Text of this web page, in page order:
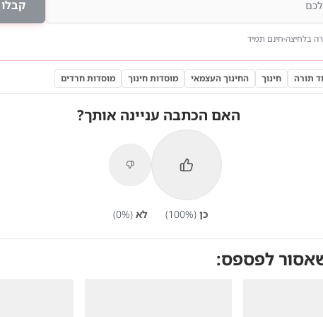
בלחיצה חינם תמיד
תורה חינוך החינוך העצמאי מוסדות חינוך מוסדות חרדים
האם הכתבה עניינה אותך?
כן (
100%) לא (
0%)
לפספס: